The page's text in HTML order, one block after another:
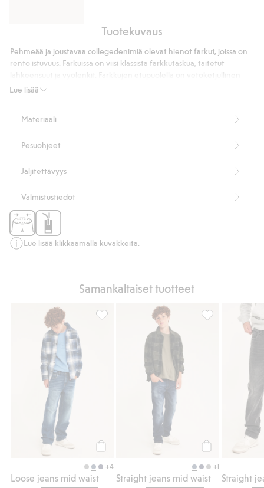
eläinaiheinen
paita
Tuotekuvaus
Lue lisää
Pehmeää ja joustavaa collegedenimiä olevat hienot farkut, joissa on
rento istuvuus. Farkuissa on viisi klassista farkkutaskua, taitetut
sepalus ja farkkunappi ja vyötäröllä säädettävä joustonauha
Materiaali
Pesuohjeet
Jäljitettävyys
Valmistustiedot
Lue lisää klikkaamalla kuvakkeita.
Samankaltaiset tuotteet
+4
Loose jeans mid waist
Loose jeans mid waist, Lisää suosikkeihin
+1
Straight jeans mid waist
Straight jeans
Straight